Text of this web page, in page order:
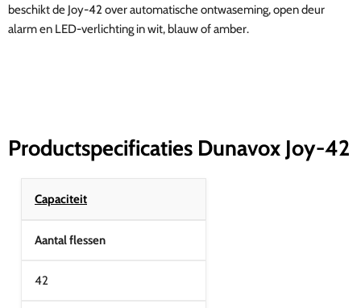
beschikt de Joy-42 over automatische ontwaseming, open deur
alarm en LED-verlichting in wit, blauw of amber.
Productspecificaties Dunavox Joy-42
Capaciteit
Aantal flessen
42